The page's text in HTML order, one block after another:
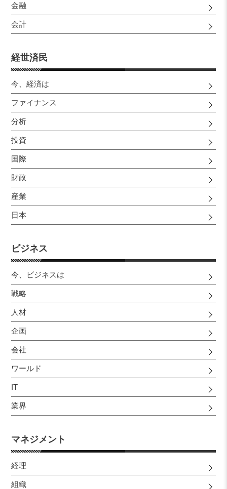
金融
会計
経世済民
今、経済は
ファイナンス
分析
投資
国際
財政
産業
日本
ビジネス
今、ビジネスは
戦略
人材
企画
会社
ワールド
IT
業界
マネジメント
経理
組織